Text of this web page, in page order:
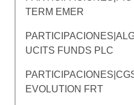
TERM EMER
UCITS FUNDS PLC
EVOLUTION FRT